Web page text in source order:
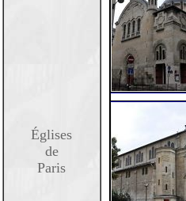
Églises
de
Paris